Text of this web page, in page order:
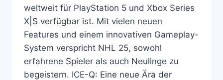
weltweit für PlayStation 5 und Xbox Series
X|S verfügbar ist. Mit vielen neuen
Features und einem innovativen Gameplay-
System verspricht NHL 25, sowohl
erfahrene Spieler als auch Neulinge zu
begeistern. ICE-Q: Eine neue Ära der